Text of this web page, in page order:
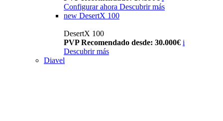
Configurar ahora Descubrir más
new DesertX 100
DesertX 100
PVP Recomendado desde: 30.000€ i
Descubrir más
Diavel